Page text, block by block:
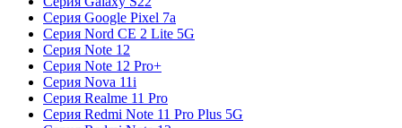
Серия Google Pixel 7a
Серия Nord CE 2 Lite 5G
Серия Note 12
Серия Note 12 Pro+
Серия Nova 11i
Серия Realme 11 Pro
Серия Redmi Note 11 Pro Plus 5G